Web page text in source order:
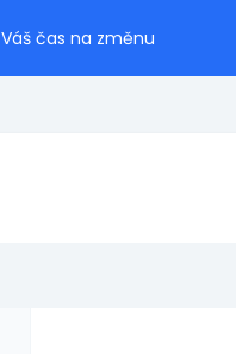
Váš čas na změnu